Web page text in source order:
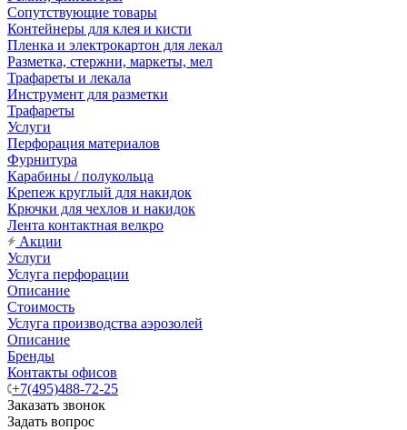
Сопутствующие товары
Контейнеры для клея и кисти
Пленка и электрокартон для лекал
Разметка, стержни, маркеты, мел
Трафареты и лекала
Инструмент для разметки
Трафареты
Услуги
Перфорация материалов
Фурнитура
Карабины / полукольца
Крепеж круглый для накидок
Крючки для чехлов и накидок
Лента контактная велкро
Акции
Услуги
Услуга перфорации
Описание
Стоимость
Услуга производства аэрозолей
Описание
Бренды
Контакты офисов
+7(495)488-72-25
Заказать звонок
Задать вопрос